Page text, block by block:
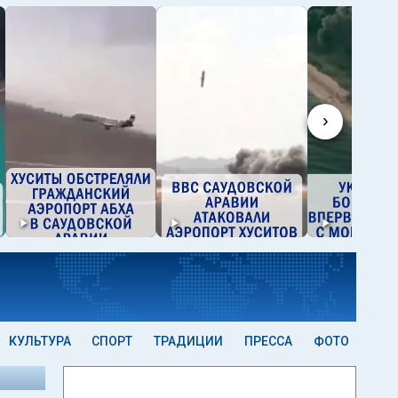
›
КУЛЬТУРА СПОРТ ТРАДИЦИИ ПРЕССА ФОТО